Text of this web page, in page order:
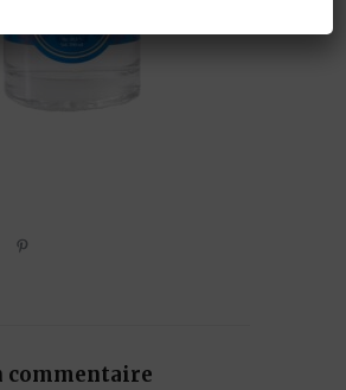
commentaire